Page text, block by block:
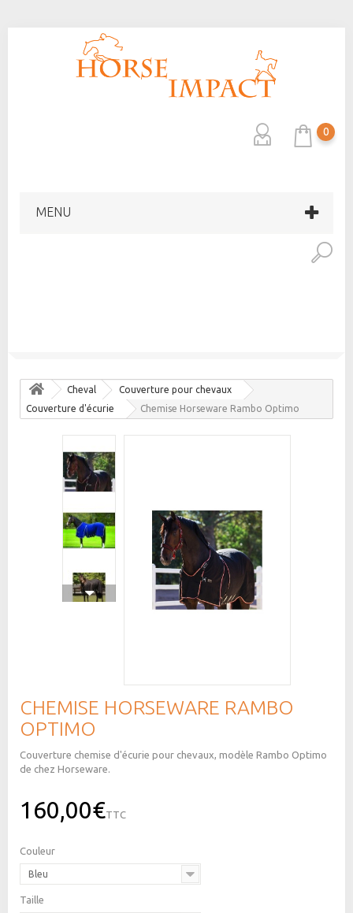
0
MENU
Cheval
Couverture pour chevaux
Couverture d'écurie
Chemise Horseware Rambo Optimo
CHEMISE HORSEWARE RAMBO
OPTIMO
Couverture chemise d'écurie pour chevaux, modèle Rambo Optimo
de chez Horseware.
160,00€TTC
Couleur
Bleu
Taille